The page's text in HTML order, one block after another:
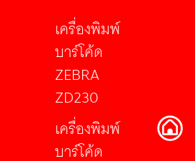
เครื่องพิมพ์
บาร์โค้ด
ZEBRA
ZD230
เครื่องพิมพ์
บาร์โค้ด